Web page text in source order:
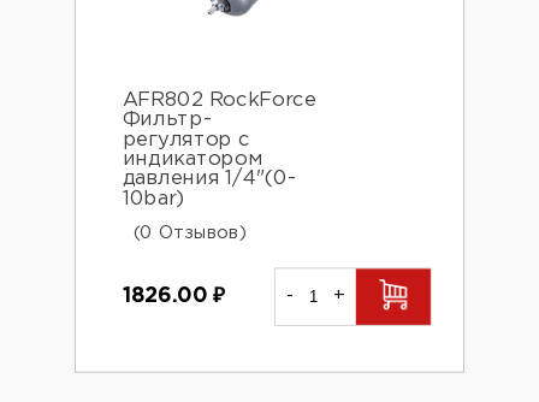
AFR802 RockForce
Фильтр-
регулятор с
индикатором
давления 1/4"(0-
10bar)
(0 Отзывов)
1826.00₽ - +